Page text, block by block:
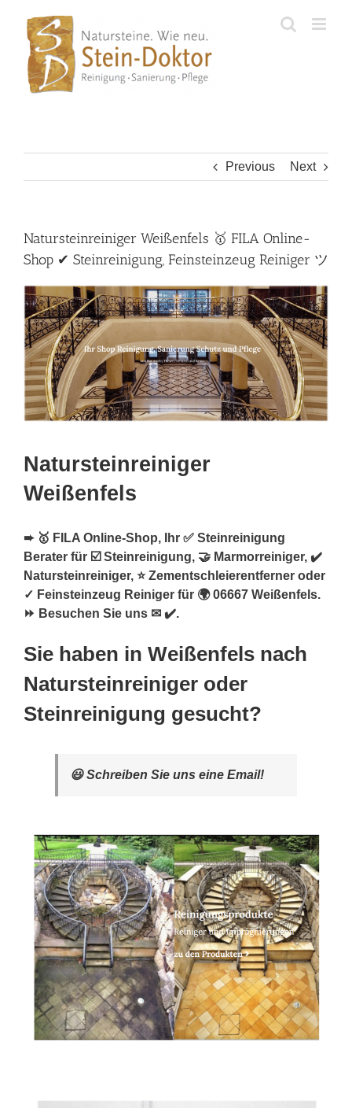
content
Previous Next
Natursteinreiniger Weißenfels 🥇 FILA Online-
Shop ✔ Steinreinigung, Feinsteinzeug Reiniger ツ
Natursteinreiniger
Weißenfels
➨ 🥇 FILA Online-Shop, Ihr ✅ Steinreinigung
Berater für ☑️ Steinreinigung, 🤝 Marmorreiniger, ✔️
Natursteinreiniger, ⭐ Zementschleierentferner oder
✓ Feinsteinzeug Reiniger für 🌍 06667 Weißenfels.
⏩ Besuchen Sie uns ✉ ✔️.
Sie haben in Weißenfels nach
Natursteinreiniger oder
Steinreinigung gesucht?
😃 Schreiben Sie uns eine Email!